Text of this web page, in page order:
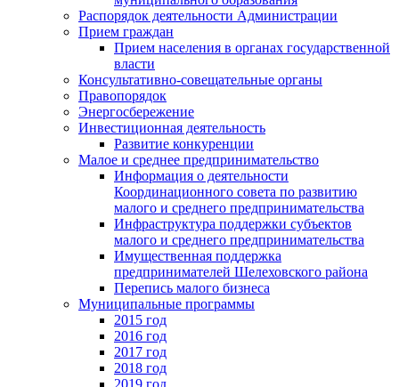
Распорядок деятельности Администрации
Прием граждан
Прием населения в органах государственной
власти
Консультативно-совещательные органы
Правопорядок
Энергосбережение
Инвестиционная деятельность
Развитие конкуренции
Малое и среднее предпринимательство
Информация о деятельности
Координационного совета по развитию
малого и среднего предпринимательства
Инфраструктура поддержки субъектов
малого и среднего предпринимательства
Имущественная поддержка
предпринимателей Шелеховского района
Перепись малого бизнеса
Муниципальные программы
2015 год
2016 год
2017 год
2018 год
2019 год